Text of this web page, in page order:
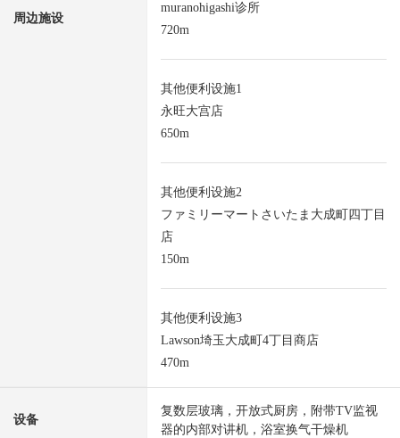
周边施设
muranohigashi诊所
720m
其他便利设施1
永旺大宫店
650m
其他便利设施2
ファミリーマートさいたま大成町四丁目
店
150m
其他便利设施3
Lawson埼玉大成町4丁目商店
470m
设备
复数层玻璃，开放式厨房，附带TV监视
器的内部对讲机，浴室换气干燥机